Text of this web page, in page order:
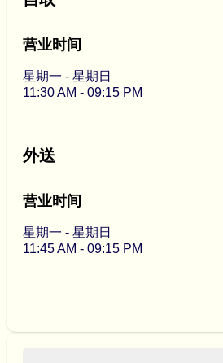
营业时间
星期一 - 星期日
11:30 AM - 09:15 PM
外送
营业时间
星期一 - 星期日
11:45 AM - 09:15 PM